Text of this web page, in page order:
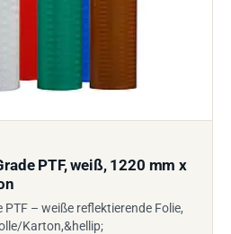
PTF, weiß, 1220 mm x
– weiße reflektierende Folie,
Karton,&hellip;